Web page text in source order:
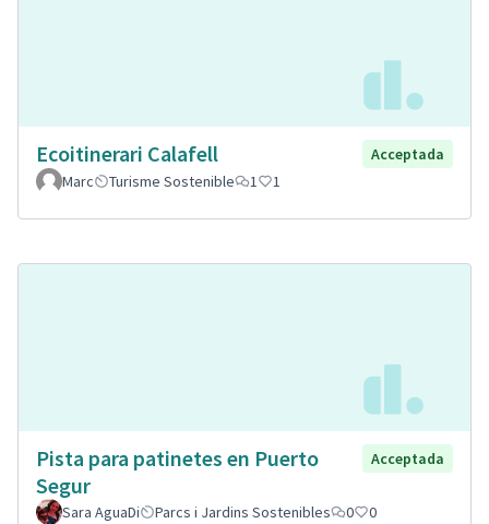
Ecoitinerari Calafell
Acceptada
Marc
Turisme Sostenible 1 1
Pista para patinetes en Puerto
Segur
Acceptada
Sara AguaDi Parcs i Jardins Sostenibles 0 0